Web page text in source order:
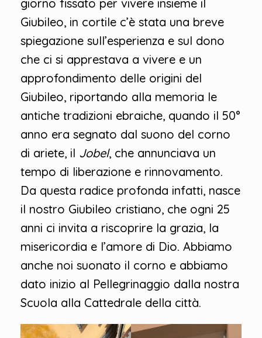
giorno fissato per vivere insieme il
Giubileo, in cortile c’è stata una breve
spiegazione sull’esperienza e sul dono
che ci si apprestava a vivere e un
approfondimento delle origini del
Giubileo, riportando alla memoria le
antiche tradizioni ebraiche, quando il 50°
anno era segnato dal suono del corno
di ariete, il Jobel, che annunciava un
tempo di liberazione e rinnovamento.
Da questa radice profonda infatti, nasce
il nostro Giubileo cristiano, che ogni 25
anni ci invita a riscoprire la grazia, la
misericordia e l’amore di Dio. Abbiamo
anche noi suonato il corno e abbiamo
dato inizio al Pellegrinaggio dalla nostra
Scuola alla Cattedrale della città.